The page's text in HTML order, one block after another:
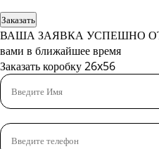
Заказать
ВАША ЗАЯВКА УСПЕШНО
вами в ближайшее время
Заказать коробку 26x56